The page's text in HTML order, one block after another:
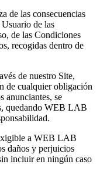
de las consecuencias
de las
de las Condiciones
recogidas dentro de
de nuestro Site,
de cualquier obligación
anunciantes, se
quedando WEB LAB
a WEB LAB
daños y perjuicios
incluir en ningún caso